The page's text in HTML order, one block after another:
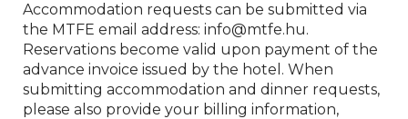
Accommodation requests can be submitted via
the MTFE email address: info@mtfe.hu.
Reservations become valid upon payment of the
advance invoice issued by the hotel. When
submitting accommodation and dinner requests,
please also provide your billing information,